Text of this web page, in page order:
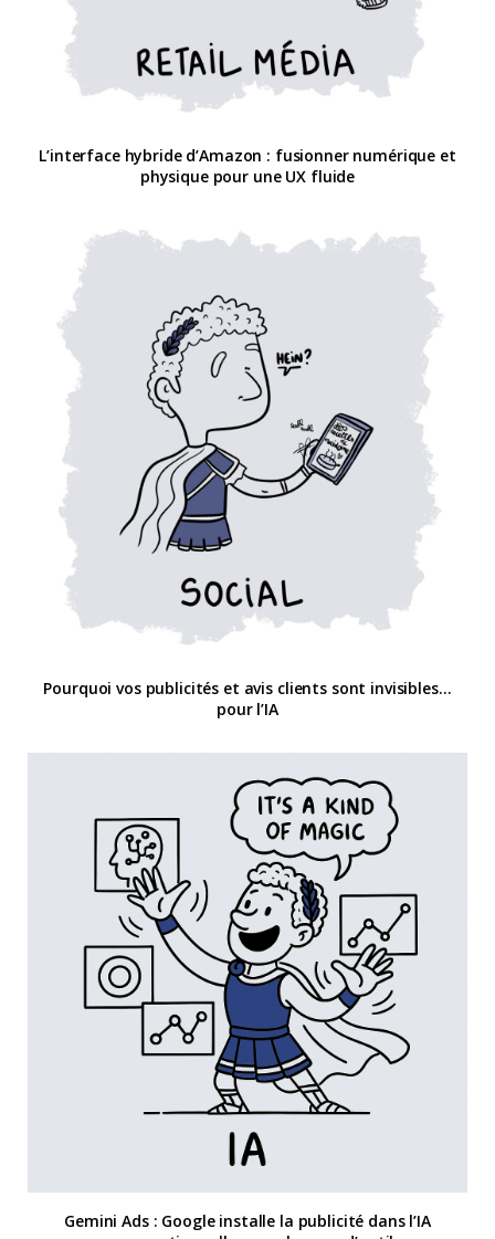
L’interface hybride d’Amazon : fusionner numérique et
physique pour une UX fluide
Pourquoi vos publicités et avis clients sont invisibles…
pour l’IA
Gemini Ads : Google installe la publicité dans l’IA